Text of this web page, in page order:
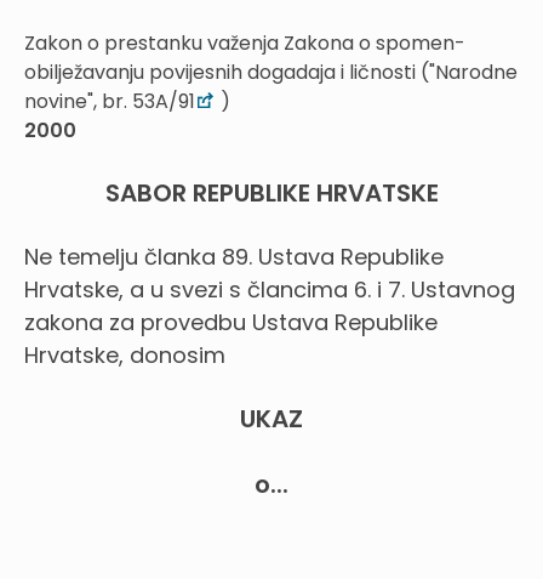
Zakon o prestanku važenja Zakona o spomen-
obilježavanju povijesnih dogadaja i ličnosti ("Narodne
novine", br. 53A/91
)
2000
SABOR REPUBLIKE HRVATSKE
Ne temelju članka 89. Ustava Republike
Hrvatske, a u svezi s člancima 6. i 7. Ustavnog
zakona za provedbu Ustava Republike
Hrvatske, donosim
UKAZ
o...